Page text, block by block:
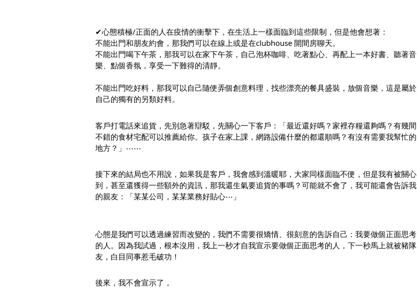
✔心態積極/正面的人在疫情的衝擊下，在生活上一樣面臨到這些限制，但是他會想著：
不能出門和朋友約會，那我們可以在線上或是在clubhouse 開間房聊天。
不能出門喝下午茶，那我可以在家下午茶，自己泡杯咖啡、吃著點心、再配上一本好書、聽著音
樂、點個香氛，享受一下難得的清靜。
不能出門吃好料，那我可以自己隨便弄個創意料理，找些漂亮的餐具盛裝，放個音樂，這是屬於
自己的獨有的另類好料。
客戶打電話來追貨，先別急著辯駁，先關心一下客戶：「最近還好嗎？家裡存糧還夠嗎？有幾間
不錯的食材宅配可以推薦給你。孩子在家上課，網路設備什麼的都還順嗎？有沒有需要我幫忙的
地方？」⋯⋯
接下來的結局也不用說，如果我是客戶，我會感到溫暖耶，大家同樣面臨不便，但是我有被關心
到，甚至還獲得一些額外的資訊，那我還生氣要追貨的事嗎？可能就不會了，我可能還會告訴我
的親友：「某某公司，某某業務好貼心⋯」
心態是我們可以透過練習而改變的，我們不需要很矯情、很刻意的吿訴自己：我要做個正面思考
的人。因為我試過，根本沒用，我上一秒才自我宣示要做個正面思考的人，下一秒馬上就被豬隊
友，白目同事惹毛破功！
後來，我不會宣示了，